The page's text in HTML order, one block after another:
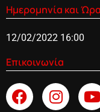
Ημερομηνία και Ώρα
12/02/2022 16:00
Επικοινωνία